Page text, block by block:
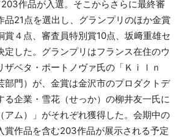
作品が入選。そこからさらに最終審
品21点を選出し、グランプリのほか金賞
賞４点、審査員特別賞10点、坂﨑重雄セ
定した。グランプリはフランス在住のウ
ザベタ・ポートノヴァ氏の「Ｋｉｌｎ
部門）が、金賞は金沢市のプロダクトデ
る企業・雪花（せっか）の柳井友一氏に
アム）」がそれぞれ獲得した。会期中の
賞作品を含む203作品が展示される予定